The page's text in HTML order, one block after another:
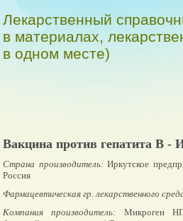
Лекарственный
в материалах,
в одном месте)
Вакцина против гепатита В -
Страна производитель:Иркутское
Россия
Фармацевтическая гр. лекарственного
Компания производитель: Микроген